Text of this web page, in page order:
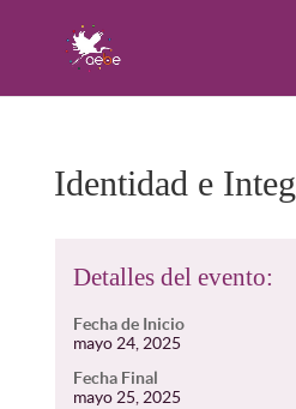
Identidad e
Detalles del evento:
Fecha de Inicio
mayo 24, 2025
Fecha Final
mayo 25, 2025